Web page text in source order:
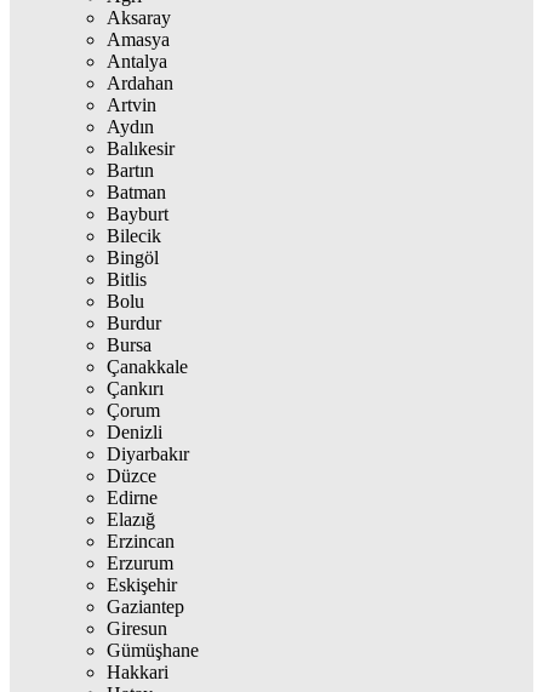
Aksaray
Amasya
Antalya
Ardahan
Artvin
Aydın
Balıkesir
Bartın
Batman
Bayburt
Bilecik
Bingöl
Bitlis
Bolu
Burdur
Bursa
Çanakkale
Çankırı
Çorum
Denizli
Diyarbakır
Düzce
Edirne
Elazığ
Erzincan
Erzurum
Eskişehir
Gaziantep
Giresun
Gümüşhane
Hakkari